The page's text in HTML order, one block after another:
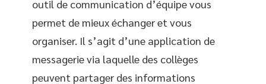
outil de communication d’équipe vous
permet de mieux échanger et vous
organiser. Il s’agit d’une application de
messagerie via laquelle des collèges
peuvent partager des informations